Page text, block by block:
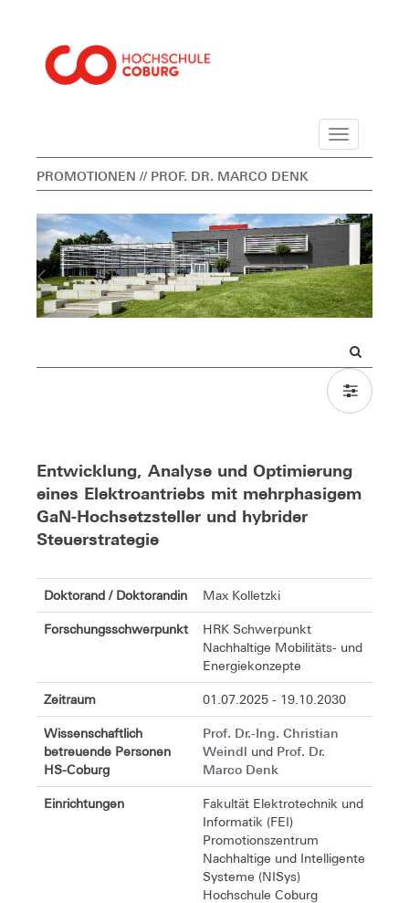
Navigation
PROMOTIONEN // PROF. DR. MARCO DENK
Entwicklung, Analyse und Optimierung
eines Elektroantriebs mit mehrphasigem
GaN-Hochsetzsteller und hybrider
Steuerstrategie
Doktorand / Doktorandin Max Kolletzki
Forschungsschwerpunkt
HRK Schwerpunkt
Nachhaltige Mobilitäts- und
Energiekonzepte
Zeitraum 01.07.2025 - 19.10.2030
Wissenschaftlich
betreuende Personen
HS-Coburg
Prof. Dr.-Ing. Christian
Weindl und Prof. Dr.
Marco Denk
Einrichtungen
Fakultät Elektrotechnik und
Informatik (FEI)
Promotionszentrum
Nachhaltige und Intelligente
Systeme (NISys)
Hochschule Coburg